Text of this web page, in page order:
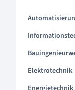
Elektrotechnik